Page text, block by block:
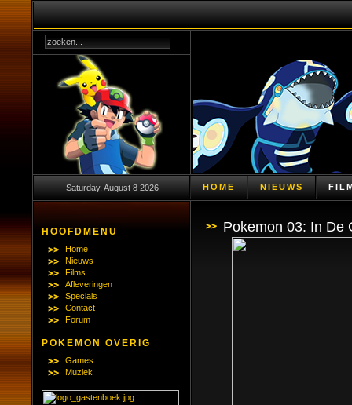
Saturday, August 8 2026 HOME NIEUWS
HOOFDMENU
Home
Nieuws
Films
Afleveringen
Specials
Contact
Forum
POKEMON OVERIG
Games
Muziek
Pokemon 03: In De